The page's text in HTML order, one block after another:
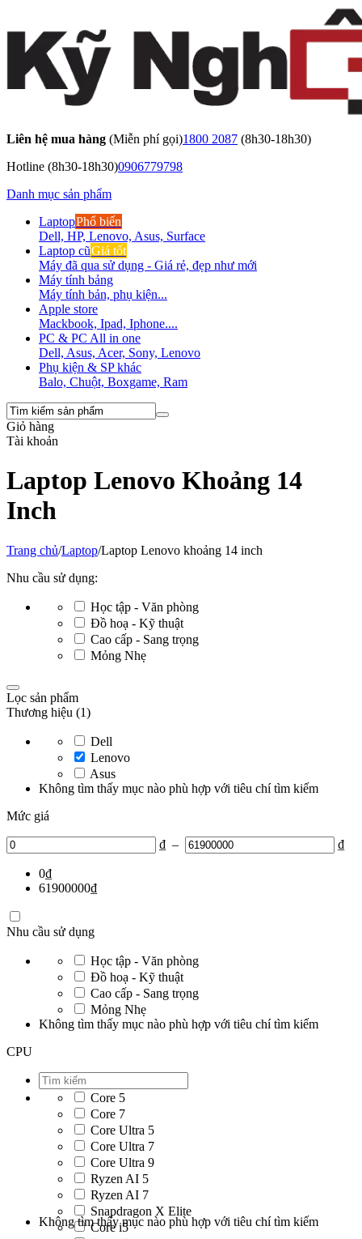
Liên hệ mua hàng (Miễn phí gọi)1800 2087 (8h30-18h30)
Hotline (8h30-18h30)0906779798
Danh mục sản phẩm
LaptopPhổ biến
Dell, HP, Lenovo, Asus, Surface
Laptop cũGiá tốt
Máy đã qua sử dụng - Giá rẻ, đẹp như mới
Máy tính bảng
Máy tính bản, phụ kiện...
Apple store
Mackbook, Ipad, Iphone....
PC & PC All in one
Dell, Asus, Acer, Sony, Lenovo
Phụ kiện & SP khác
Balo, Chuột, Boxgame, Ram
Giỏ hàng
Tài khoản
Laptop Lenovo Khoảng 14
Inch
Trang chủ/Laptop/Laptop Lenovo khoảng 14 inch
Nhu cầu sử dụng:
Học tập - Văn phòng
Đồ hoạ - Kỹ thuật
Cao cấp - Sang trọng
Mỏng Nhẹ
Lọc sản phẩm
Thương hiệu (1)
Dell
Lenovo
Asus
Không tìm thấy mục nào phù hợp với tiêu chí tìm kiếm
Mức giá
₫ – ₫
0₫
61900000₫
Nhu cầu sử dụng
Học tập - Văn phòng
Đồ hoạ - Kỹ thuật
Cao cấp - Sang trọng
Mỏng Nhẹ
Không tìm thấy mục nào phù hợp với tiêu chí tìm kiếm
CPU
Core 5
Core 7
Core Ultra 5
Core Ultra 7
Core Ultra 9
Ryzen AI 5
Ryzen AI 7
Snapdragon X Elite
Core i5
Không tìm thấy mục nào phù hợp với tiêu chí tìm kiếm